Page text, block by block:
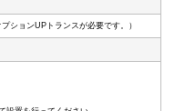
ションUPトランスが必要です。）